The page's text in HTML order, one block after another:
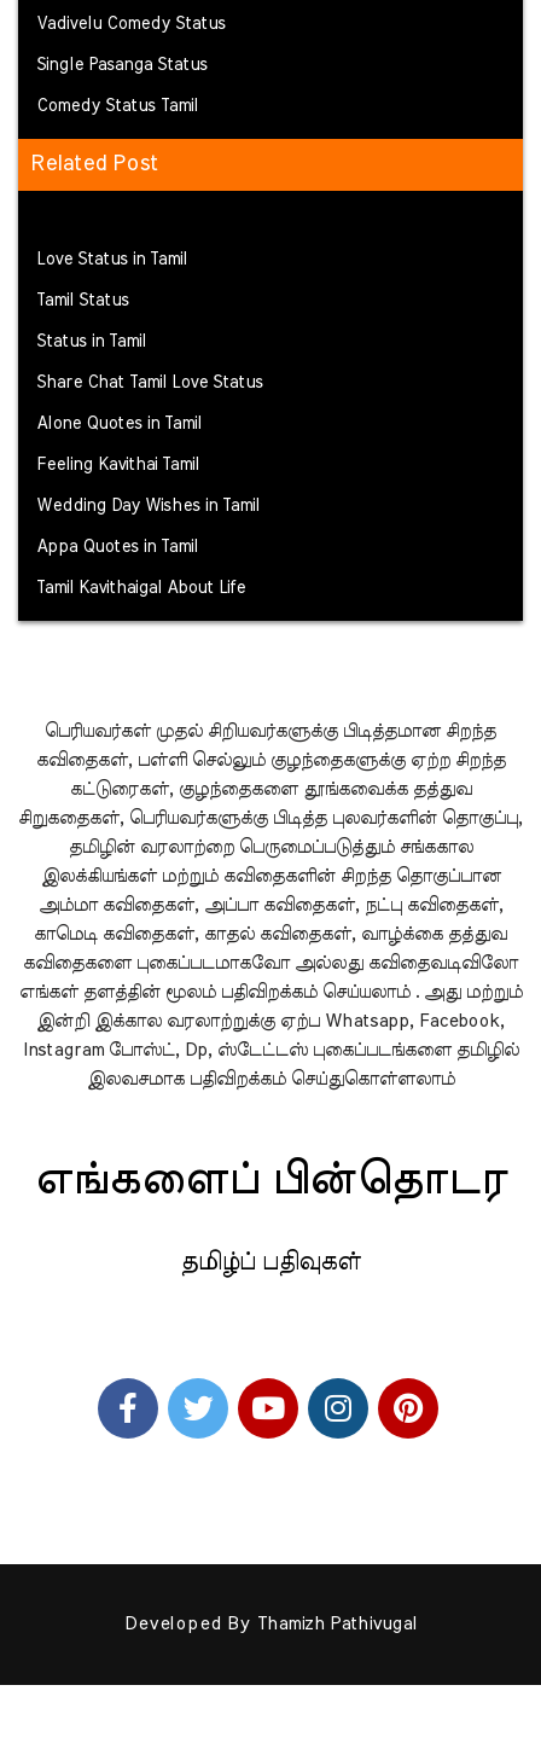
Vadivelu Comedy Status
Single Pasanga Status
Comedy Status Tamil
Related Post
Love Status in Tamil
Tamil Status
Status in Tamil
Share Chat Tamil Love Status
Alone Quotes in Tamil
Feeling Kavithai Tamil
Wedding Day Wishes in Tamil
Appa Quotes in Tamil
Tamil Kavithaigal About Life
பெரியவர்கள் முதல் சிறியவர்களுக்கு பிடித்தமான சிறந்த
கவிதைகள், பள்ளி செல்லும் குழந்தைகளுக்கு ஏற்ற சிறந்த
கட்டுரைகள், குழந்தைகளை தூங்கவைக்க தத்துவ
சிறுகதைகள், பெரியவர்களுக்கு பிடித்த புலவர்களின் தொகுப்பு,
தமிழின் வரலாற்றை பெருமைப்படுத்தும் சங்ககால
இலக்கியங்கள் மற்றும் கவிதைகளின் சிறந்த தொகுப்பான
அம்மா கவிதைகள், அப்பா கவிதைகள், நட்பு கவிதைகள்,
காமெடி கவிதைகள், காதல் கவிதைகள், வாழ்க்கை தத்துவ
கவிதைகளை புகைப்படமாகவோ அல்லது கவிதைவடிவிலோ
எங்கள் தளத்தின் மூலம் பதிவிறக்கம் செய்யலாம் . அது மற்றும்
இன்றி இக்கால வரலாற்றுக்கு ஏற்ப Whatsapp, Facebook,
Instagram போஸ்ட், Dp, ஸ்டேட்டஸ் புகைப்படங்களை தமிழில்
இலவசமாக பதிவிறக்கம் செய்துகொள்ளலாம்
எங்களைப் பின்தொடர
தமிழ்ப் பதிவுகள்
Developed By Thamizh Pathivugal